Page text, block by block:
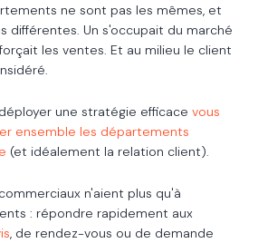
ne sont pas les mêmes, et
différentes. Un s'occupait du marché
les ventes. Et au milieu le client
une stratégie efficace vous
ensemble les départements
(et idéalement la relation client).
n'aient plus qu'à
: répondre rapidement aux
, de rendez-vous ou de demande